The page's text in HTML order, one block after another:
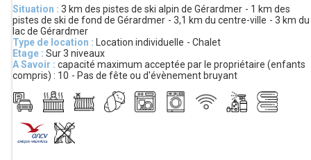
Situation : 3 km des pistes de ski alpin de Gérardmer 1 km des
pistes de ski de fond de Gérardmer
3,1 km du centre-ville 3 km du
lac de Gérardmer
Type de location : Location individuelle
Chalet
Etage : Sur 3 niveaux
A Savoir : capacité maximum acceptée par le propriétaire (enfants
compris) : 10 Pas de fête ou d'évènement bruyant